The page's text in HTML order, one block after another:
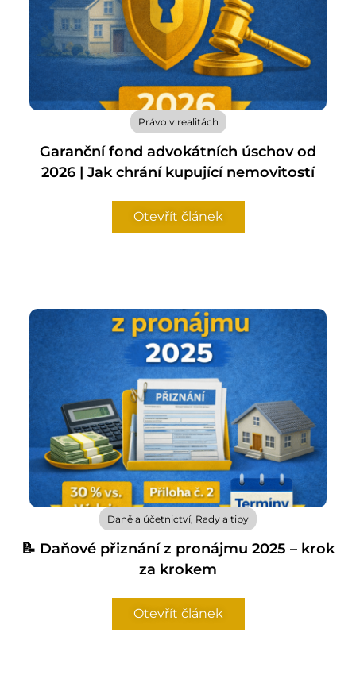
Právo v realitách
Garanční fond advokátních úschov od
2026 | Jak chrání kupující nemovitostí
Otevřít článek
Daně a účetnictví, Rady a tipy
📝 Daňové přiznání z pronájmu 2025 – krok
za krokem
Otevřít článek